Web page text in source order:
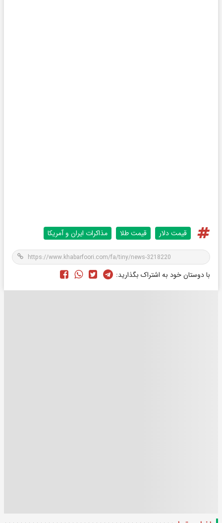
قیمت دلار قیمت طلا مذاکرات ایران و آمریکا
با دوستان خود به اشتراک بگذارید: